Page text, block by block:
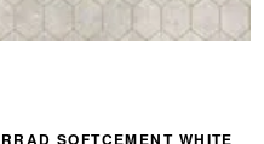
SOFTCEMENT WHITE